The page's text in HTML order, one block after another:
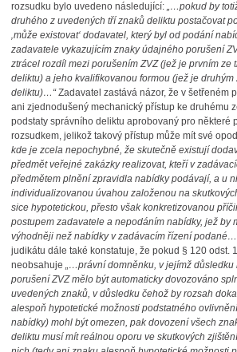
rozsudku bylo uvedeno následující: „…pokud by
druhého z uvedených tří znaků deliktu postačovat
‚může existovat‘ dodavatel, který byl od podání
zadavatele vykazujícím znaky údajného porušení
ztrácel rozdíl mezi porušením ZVZ (jež je prvním ze
deliktu) a jeho kvalifikovanou formou (jež je
deliktu)…“Zadavatel zastává názor, že v šetřeném
ani zjednodušený mechanický přístup ke druhému
podstaty správního deliktu aprobovaný pro některé
rozsudkem, jelikož takový přístup může mít své
kde je zcela nepochybné, že skutečně existují
předmět veřejné zakázky realizovat, kteří v
předmětem plnění zpravidla nabídky podávají, a u
individualizovanou úvahou založenou na
sice hypotetickou, přesto však konkretizovanou
postupem zadavatele a nepodáním nabídky, jež by
výhodněji než nabídky v zadávacím řízení
judikátu dále také konstatuje, že pokud § 120 odst.
neobsahuje „…právní domněnku, v jejímž důsledku
porušení ZVZ mělo být automaticky dovozováno
uvedených znaků, v důsledku čehož by rozsah
alespoň hypotetické možnosti podstatného
nabídky) mohl být omezen, pak dovození všech
deliktu musí mít reálnou oporu ve skutkových